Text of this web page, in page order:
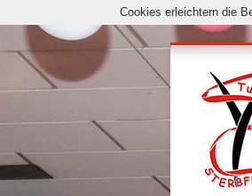
Cookies erleichtern die